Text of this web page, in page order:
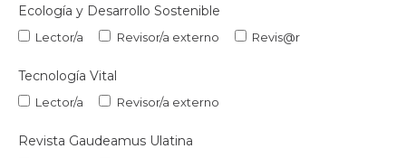
Ecología y Desarrollo Sostenible
Lector/a Revisor/a externo Revis@r
Tecnología Vital
Lector/a Revisor/a externo
Revista Gaudeamus Ulatina